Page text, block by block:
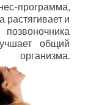
программа,
и
общий